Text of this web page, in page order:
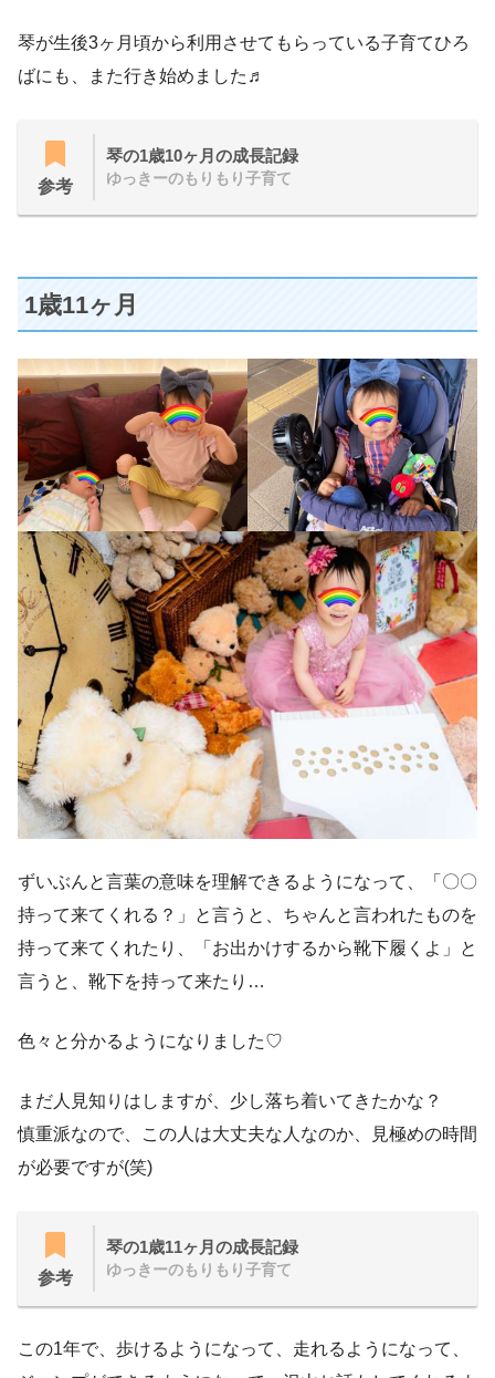
琴が生後3ヶ月頃から利用させてもらっている子育てひろ
ばにも、また行き始めました♬
参考
琴の1歳10ヶ月の成長記録
ゆっきーのもりもり子育て
1歳11ヶ月
ずいぶんと言葉の意味を理解できるようになって、「〇〇
持って来てくれる？」と言うと、ちゃんと言われたものを
持って来てくれたり、「お出かけするから靴下履くよ」と
言うと、靴下を持って来たり…
色々と分かるようになりました♡
まだ人見知りはしますが、少し落ち着いてきたかな？
慎重派なので、この人は大丈夫な人なのか、見極めの時間
が必要ですが(笑)
参考
琴の1歳11ヶ月の成長記録
ゆっきーのもりもり子育て
この1年で、歩けるようになって、走れるようになって、